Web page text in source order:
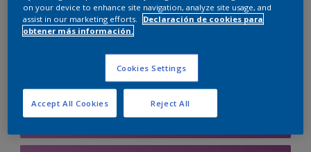
5 litros
Agregar a la lista de deseos
on your device to enhance site navigation, analyze site usage, and
assist in our marketing efforts.
Declaración de cookies para
obtener más información.
Cookies Settings
Reject All
Accept All Cookies